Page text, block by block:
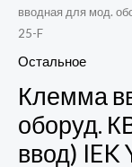
вводная для мод.
25-F
Остальное
Клемма
оборуд.
ввод)